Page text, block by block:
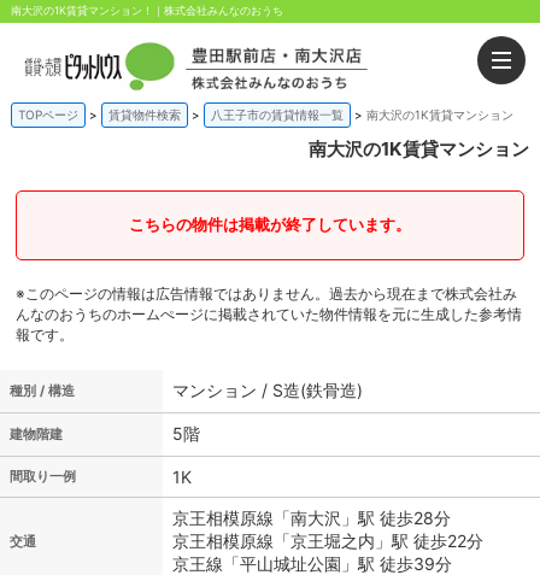
南大沢の1K賃貸マンション！｜株式会社みんなのおうち
TOPページ 賃貸物件検索 八王子市の賃貸情報一覧 南大沢の1K賃貸マンション
南大沢の1K賃貸マンション
こちらの物件は掲載が終了しています。
※このページの情報は広告情報ではありません。過去から現在まで株式会社み
んなのおうちのホームぺージに掲載されていた物件情報を元に生成した参考情
報です。
種別 / 構造 マンション / S造(鉄骨造)
建物階建 5階
間取り一例 1K
交通
京王相模原線「南大沢」駅 徒歩28分
京王相模原線「京王堀之内」駅 徒歩22分
京王線「平山城址公園」駅 徒歩39分